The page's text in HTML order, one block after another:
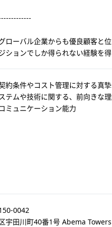
ローバル企業からも優良顧客と
ションでしか得られない経験を
約条件やコスト管理に対する真
テムや技術に関する、前向きな
ミュニケーション能力
0042
宇田川町40番1号 Abema Towers